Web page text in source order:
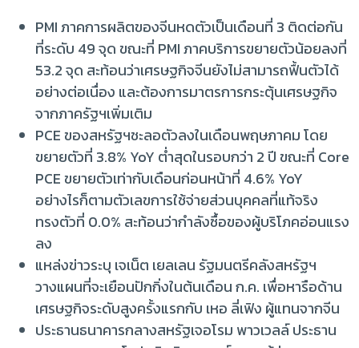
PMI ภาคการผลิตของจีนหดตัวเป็นเดือนที่ 3 ติดต่อกัน
ที่ระดับ 49 จุด ขณะที่ PMI ภาคบริการขยายตัวน้อยลงที่
53.2 จุด สะท้อนว่าเศรษฐกิจจีนยังไม่สามารถฟื้นตัวได้
อย่างต่อเนื่อง และต้องการมาตรการกระตุ้นเศรษฐกิจ
จากภาครัฐฯเพิ่มเติม
PCE ของสหรัฐฯชะลอตัวลงในเดือนพฤษภาคม โดย
ขยายตัวที่ 3.8% YoY ต่ำสุดในรอบกว่า 2 ปี ขณะที่ Core
PCE ขยายตัวเท่ากับเดือนก่อนหน้าที่ 4.6% YoY
อย่างไรก็ตามตัวเลขการใช้จ่ายส่วนบุคคลที่แท้จริง
ทรงตัวที่ 0.0% สะท้อนว่ากำลังซื้อของผู้บริโภคอ่อนแรง
ลง
แหล่งข่าวระบุ เจเน็ต เยลเลน รัฐมนตรีคลังสหรัฐฯ
วางแผนที่จะเยือนปักกิ่งในต้นเดือน ก.ค. เพื่อหารือด้าน
เศรษฐกิจระดับสูงครั้งแรกกับ เหอ ลี่เฟิง ผู้แทนจากจีน
ประธานธนาคารกลางสหรัฐเจอโรม พาวเวลล์ ประธาน